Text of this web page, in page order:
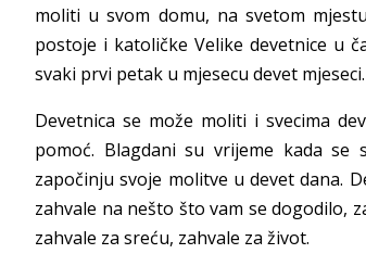
moliti u svom domu, na svetom
postoje i katoličke Velike devetnice u
svaki prvi petak u mjesecu devet mjeseci.
Devetnica se može moliti i svecima
pomoć. Blagdani su vrijeme kada
započinju svoje molitve u devet dana.
zahvale na nešto što vam se dogodilo,
zahvale za sreću, zahvale za život.